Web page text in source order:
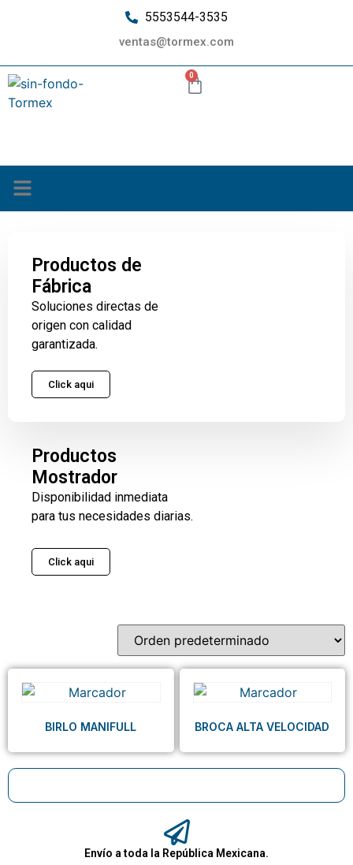
5553544-3535
ventas@tormex.com
0
Envío a toda la República Mexicana.
Productos de
Fábrica
Soluciones directas de
origen con calidad
garantizada.
Click aqui
Productos
Mostrador
Disponibilidad inmediata
para tus necesidades diarias.
Click aqui
BIRLO MANIFULL BROCA ALTA VELOCIDAD